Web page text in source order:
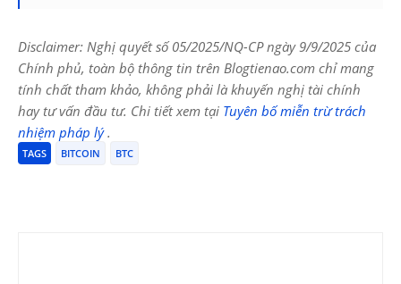
Disclaimer: Nghị quyết số 05/2025/NQ-CP ngày 9/9/2025 của
Chính phủ, toàn bộ thông tin trên Blogtienao.com chỉ mang
tính chất tham khảo, không phải là khuyến nghị tài chính
hay tư vấn đầu tư. Chi tiết xem tại Tuyên bố miễn trừ trách
nhiệm pháp lý.
TAGS BITCOIN BTC